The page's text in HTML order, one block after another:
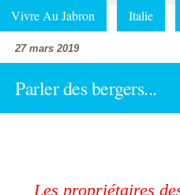
Vivre Au Jabron Italie
27 mars 2019
Parler des bergers...
Les propriétaires